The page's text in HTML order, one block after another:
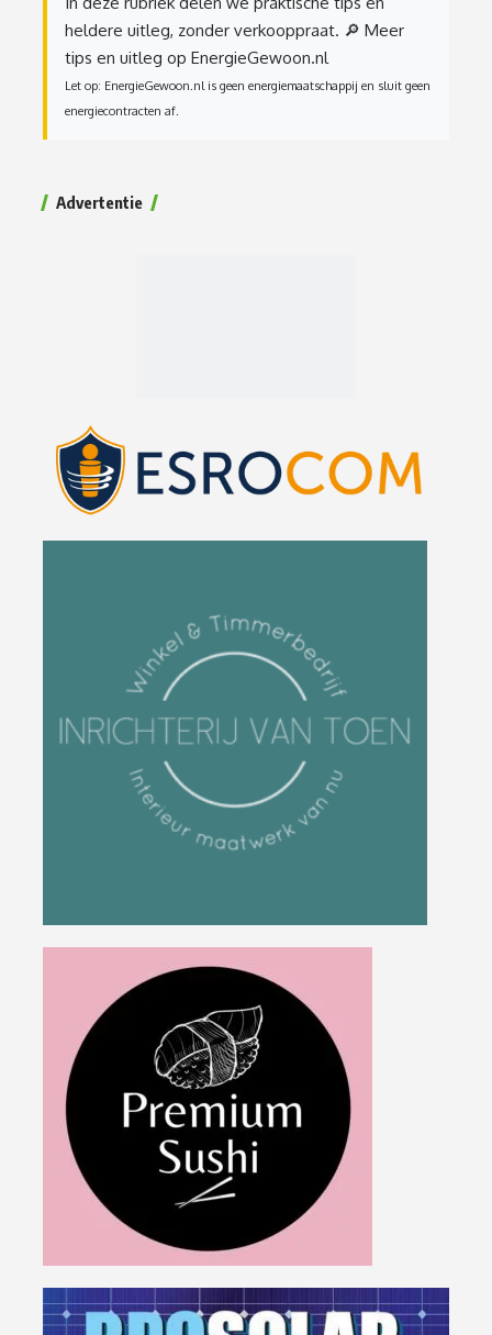
heldere uitleg, zonder verkooppraat. 🔎 Meer
tips en uitleg op EnergieGewoon.nl
Let op: EnergieGewoon.nl is geen energiemaatschappij en sluit geen
energiecontracten af.
Advertentie